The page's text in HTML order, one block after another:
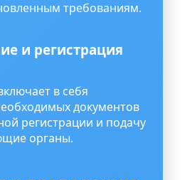
требованиям.
и регистрация
в себя
документов
регистрации и подачу
органы.